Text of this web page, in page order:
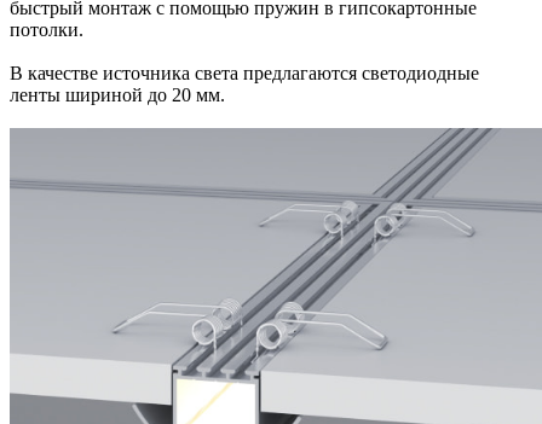
быстрый монтаж с помощью пружин в гипсокартонные
потолки.
В качестве источника света предлагаются светодиодные
ленты шириной до 20 мм.